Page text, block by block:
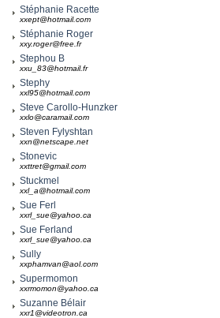
Stéphanie Racette
xxept@hotmail.com
Stéphanie Roger
xxy.roger@free.fr
Stephou B
xxu_83@hotmail.fr
Stephy
xxl95@hotmail.com
Steve Carollo-Hunzker
xxlo@caramail.com
Steven Fylyshtan
xxn@netscape.net
Stonevic
xxttret@gmail.com
Stuckmel
xxl_a@hotmail.com
Sue Ferl
xxrl_sue@yahoo.ca
Sue Ferland
xxrl_sue@yahoo.ca
Sully
xxphamvan@aol.com
Supermomon
xxrmomon@yahoo.ca
Suzanne Bélair
xxr1@videotron.ca